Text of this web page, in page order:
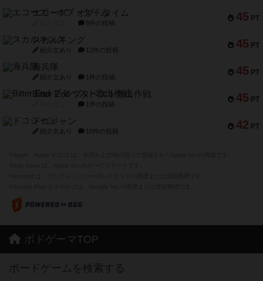
45 PT
エコーズ・オブ・タイム
8件の投稿
45 PT
スカルキング
紹介文あり 12件の投稿
45 PT
海兵隊
紹介文あり 1件の投稿
45 PT
Bitter End ブタペスト救出作戦
1件の投稿
42 PT
ドコジャン
紹介文あり 10件の投稿
ボドゲーマTOP
ボードゲームを検索する